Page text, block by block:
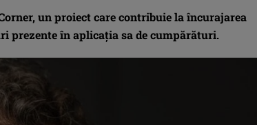
un proiect care contribuie la încurajarea
prezente în aplicația sa de cumpărături.